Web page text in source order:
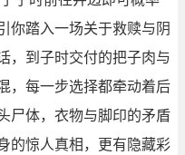
你踏入一场关于救赎与阴
，到子时交付的把子肉与
，每一步选择都牵动着后
尸体，衣物与脚印的矛盾
的惊人真相，更有隐藏彩